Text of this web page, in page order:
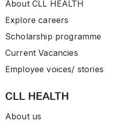
About CLL HEALTH
Explore careers
Scholarship programme
Current Vacancies
Employee voices/ stories
CLL HEALTH
About us